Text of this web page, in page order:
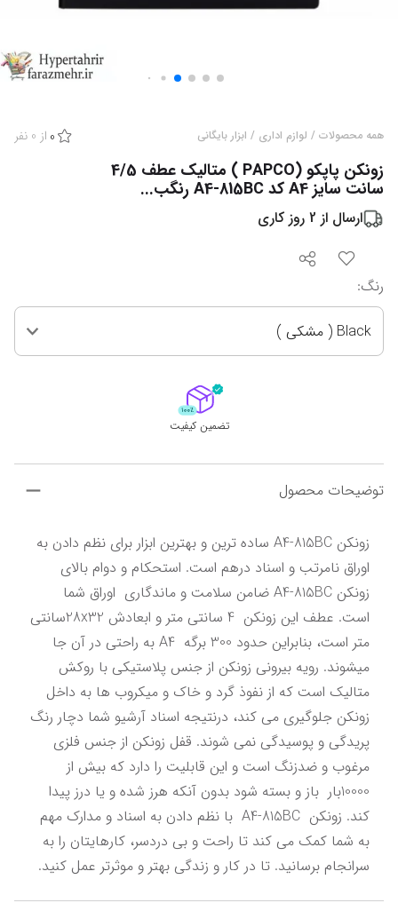
همه محصولات / لوازم اداری / ابزار بایگانی 0 از 0 نفر
زونکن پاپکو (PAPCO ) متالیک عطف 4/5
سانت سایز A4 کد A4-815BC رنگب...
ارسال از 2 روز کاری
رنگ:
Black ( مشکی )
تضمین کیفیت
توضیحات محصول
سرانجام برسانید. تا در کار و زندگی بهتر و موثرتر عمل کنید.